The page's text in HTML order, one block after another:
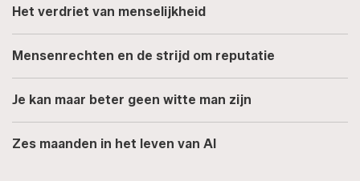
Het verdriet van menselijkheid
Mensenrechten en de strijd om reputatie
Je kan maar beter geen witte man zijn
Zes maanden in het leven van AI